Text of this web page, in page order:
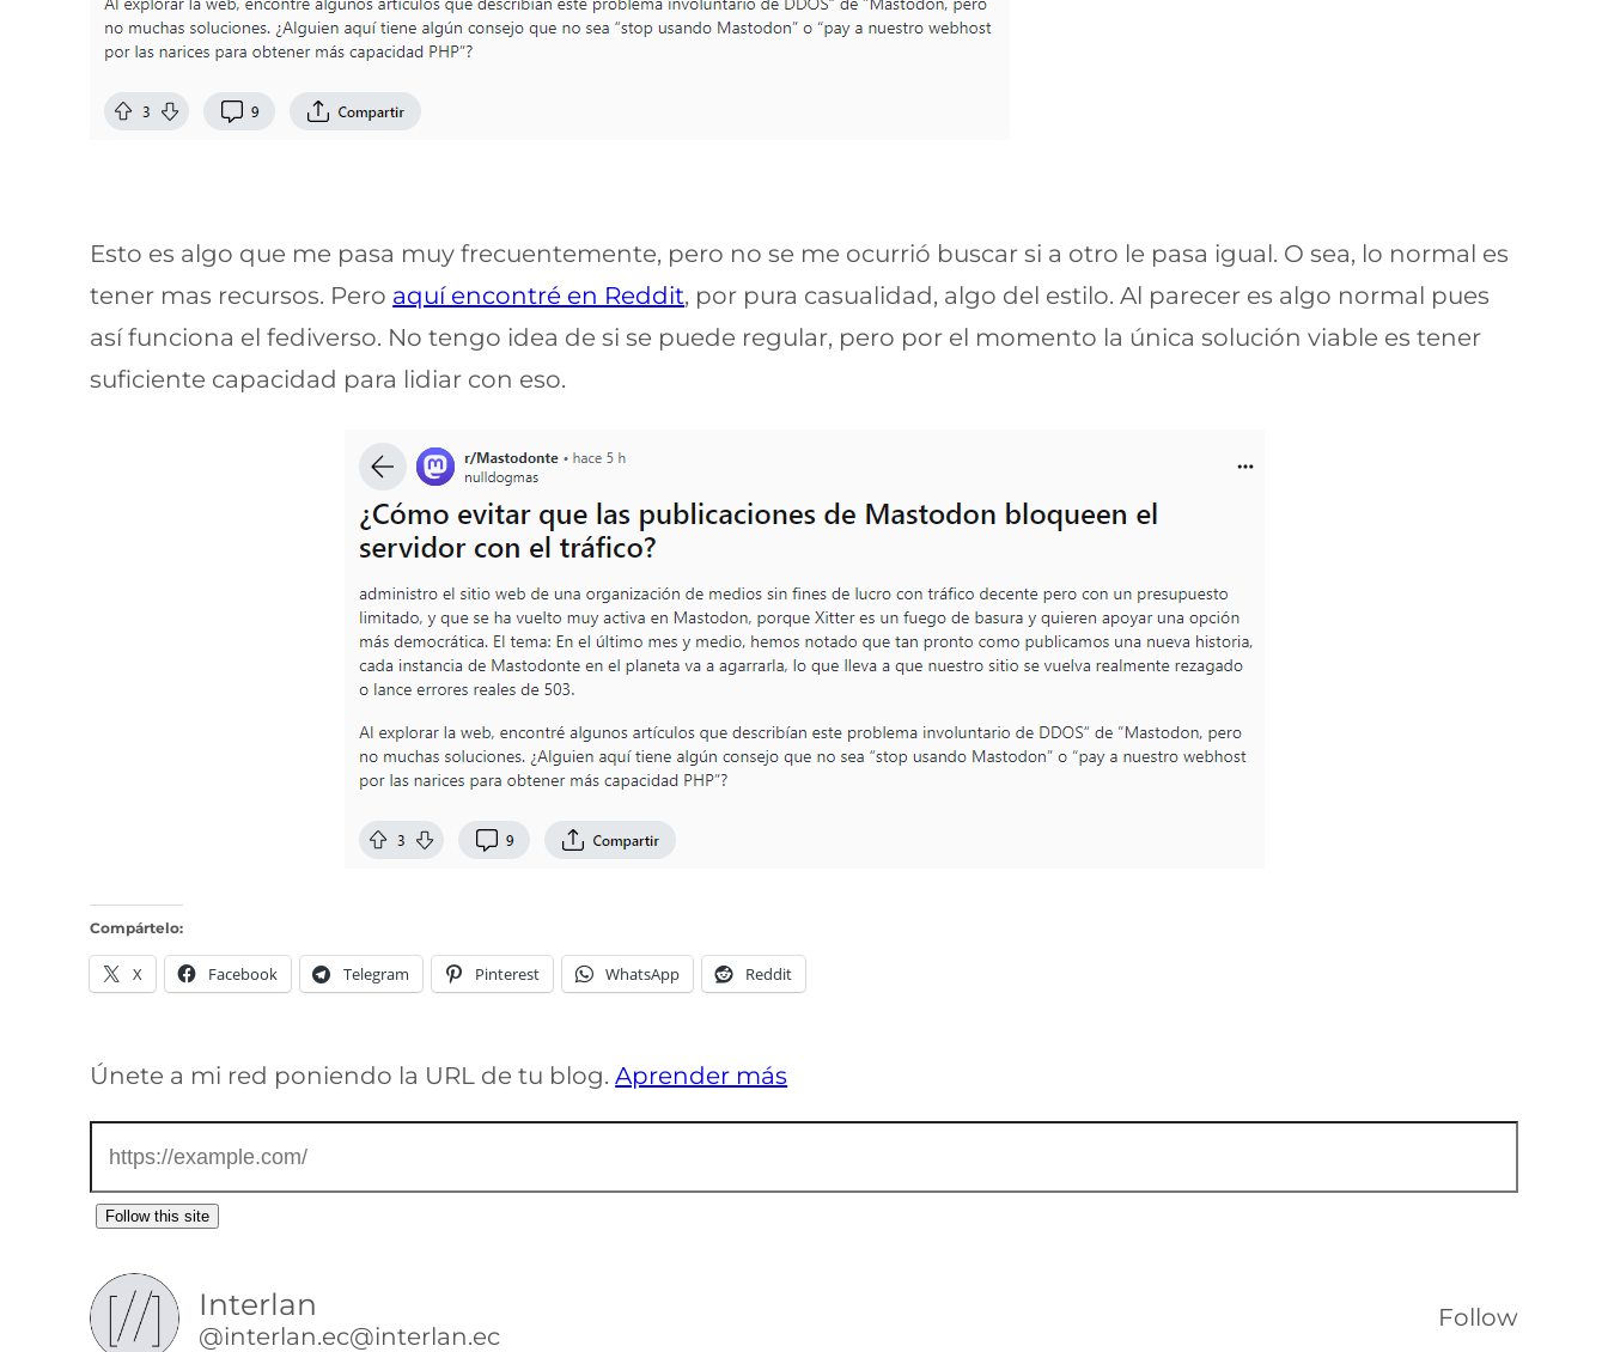
Esto es algo que me pasa muy frecuentemente, pero no se me ocurrió buscar si a otro le pasa igual. O sea, lo normal es
tener mas recursos. Pero aquí encontré en Reddit, por pura casualidad, algo del estilo. Al parecer es algo normal pues
así funciona el fediverso. No tengo idea de si se puede regular, pero por el momento la única solución viable es tener
suficiente capacidad para lidiar con eso.
Compártelo:
X Facebook Telegram Pinterest WhatsApp Reddit
Únete a mi red poniendo la URL de tu blog.Aprender más
Follow this site
Interlan
@interlan.ec@interlan.ec
Follow